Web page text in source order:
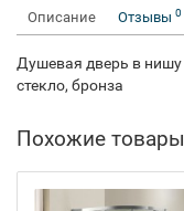
Описание Отзывы 0
Душевая дверь в нишу
стекло, бронза
Похожие товары